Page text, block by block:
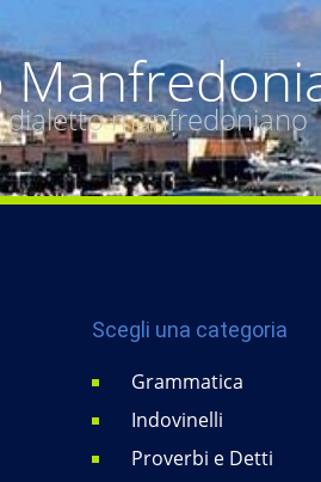
dialetto manfredoniano
Scegli una categoria
Grammatica
Indovinelli
Proverbi e Detti